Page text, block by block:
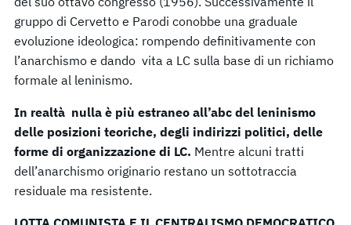
gruppo di Cervetto e Parodi conobbe una graduale
evoluzione ideologica: rompendo definitivamente con
l’anarchismo e dando vita a LC sulla base di un richiamo
formale al leninismo.
In realtà nulla è più estraneo all’abc del leninismo
delle posizioni teoriche, degli indirizzi politici, delle
forme di organizzazione di LC. Mentre alcuni tratti
dell’anarchismo originario restano un sottotraccia
residuale ma resistente.